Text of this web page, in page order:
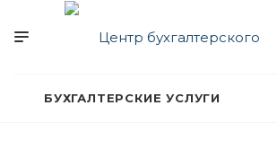
БУХГАЛТЕРСКИЕ УСЛУГИ